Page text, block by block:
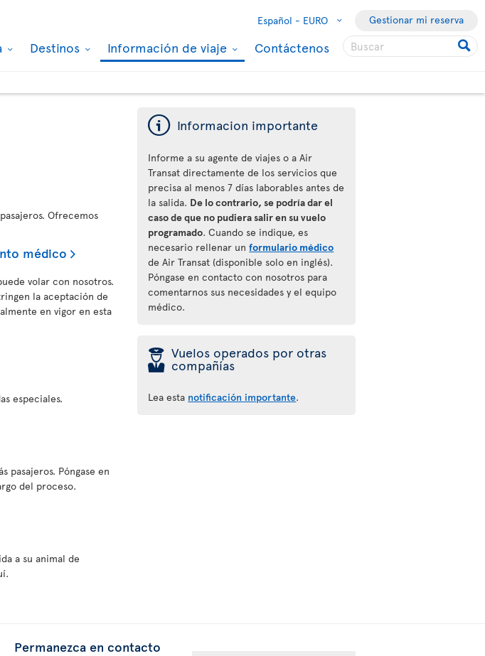
Español - EURO Gestionar mi reserva
Destinos Información de viaje Contáctenos
Ofrecemos
médico
volar con nosotros.
la aceptación de
en vigor en esta
especiales.
pasajeros. Póngase en
del proceso.
a su animal de
ý Informacion importante
Informe a su agente de viajes o a Air
Transat directamente de los servicios que
precisa al menos 7 días laborables antes de
la salida. De lo contrario, se podría dar el
caso de que no pudiera salir en su vuelo
programado. Cuando se indique, es
necesario rellenar unformulario médico
de Air Transat (disponible solo en inglés).
Póngase en contacto con nosotros para
comentarnos sus necesidades y el equipo
médico.
þ Vuelos operados por otras
compañías
Lea esta notificación importante.
Permanezca en contacto